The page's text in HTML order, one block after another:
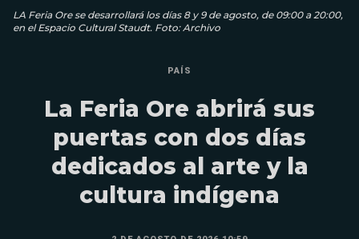
LA Feria Ore se desarrollará los días 8 y 9 de agosto, de 09:00 a 20:00,
en el Espacio Cultural Staudt. Foto: Archivo
PAÍS
La Feria Ore abrirá sus
puertas con dos días
dedicados al arte y la
cultura indígena